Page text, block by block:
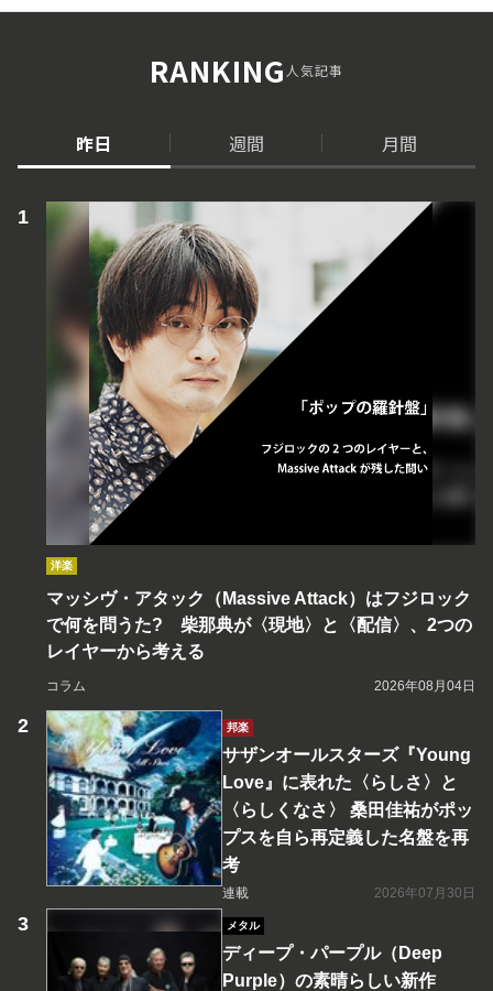
RANKING人気記事
昨日 週間 月間
洋楽
マッシヴ・アタック（Massive Attack）はフジロック
で何を問うた? 柴那典が〈現地〉と〈配信〉、2つの
レイヤーから考える
コラム 2026年08月04日
邦楽
サザンオールスターズ『Young
Love』に表れた〈らしさ〉と
〈らしくなさ〉 桑田佳祐がポッ
プスを自ら再定義した名盤を再
考
連載 2026年07月30日
メタル
ディープ・パープル（Deep
Purple）の素晴らしい新作